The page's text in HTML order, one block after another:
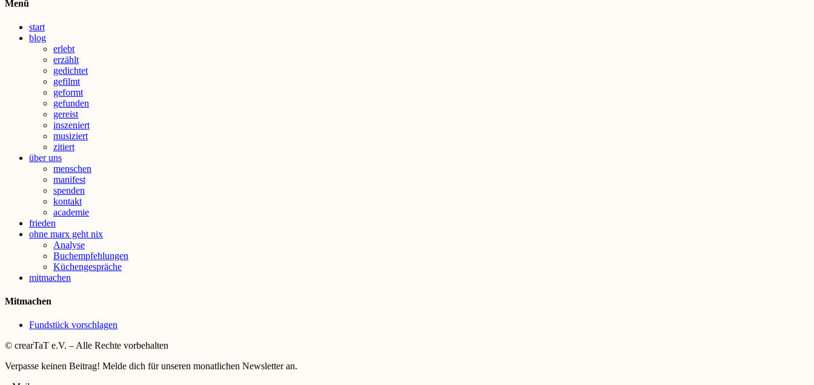
Menü
start
blog
erlebt
erzählt
gedichtet
gefilmt
geformt
gefunden
gereist
inszeniert
musiziert
zitiert
über uns
menschen
manifest
spenden
kontakt
academie
frieden
ohne marx geht nix
Analyse
Buchempfehlungen
Küchengespräche
mitmachen
Mitmachen
Fundstück vorschlagen
© crearTaT e.V. – Alle Rechte vorbehalten
Verpasse keinen Beitrag! Melde dich für unseren monatlichen Newsletter an.